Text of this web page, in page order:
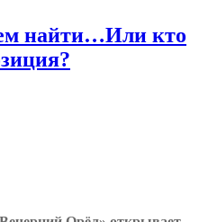
найти…Или кто